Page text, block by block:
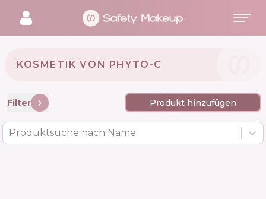
KOSMETIK VON PHYTO-C 🇺🇸
Filter Produkt hinzufügen
Produktsuche nach Name